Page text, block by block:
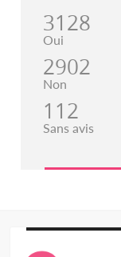
3128
Oui
2902
Non
112
Sans avis